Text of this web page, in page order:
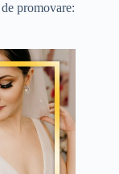
promovare: